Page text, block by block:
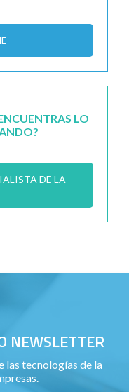
LO
DE LA
NEWSLETTER
las tecnologías de la